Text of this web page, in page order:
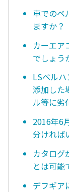
車でのベ
ますか？
カーエア
でしょう
LSベル
添加した
ル等に劣
2016年6
分ければ
カタログ
とは可能
デフギア